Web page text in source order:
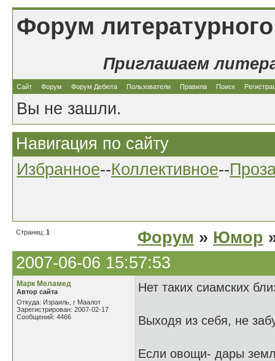
Форум
Приглашаем
Сайт Форум Форум Дебюта Пользователи Правила Поиск
Вы не зашли.
Навигация по сайту
Избранное--Коллективное--
Страниц: 1 Форум » Юмор
2007-06-06 15:57:53
Марк Меламед
Автор сайта
Откуда: Израиль, г Маалот
Зарегистрирован: 2007-02-17
Сообщений: 4466
Нет таких сиамских
Выходя из себя, не
Если овощи- дары